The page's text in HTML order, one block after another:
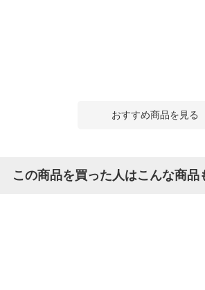
おすすめ商品を見る
この商品を買った人はこんな商品